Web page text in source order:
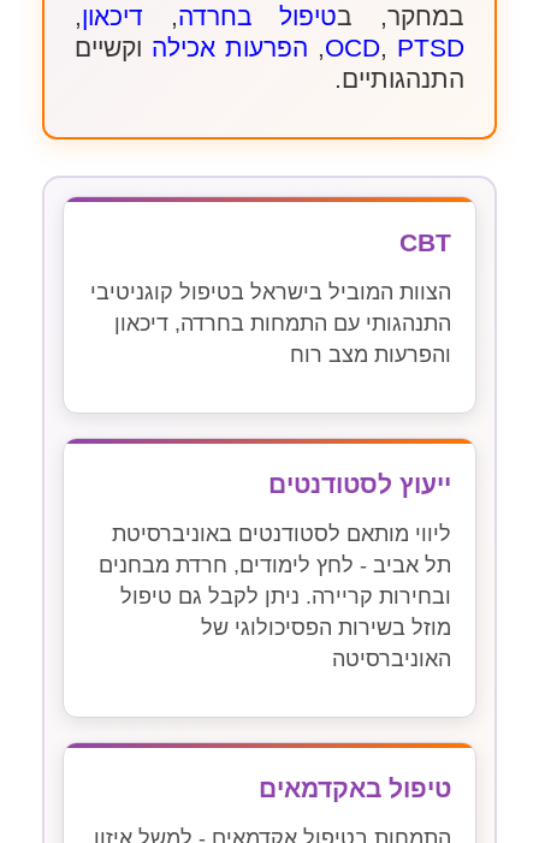
במחקר, בטיפול בחרדה, דיכאון,
OCD, PTSD
, הפרעות אכילה וקשיים
התנהגותיים.
CBT
הצוות המוביל בישראל בטיפול קוגניטיבי
התנהגותי עם התמחות בחרדה, דיכאון
והפרעות מצב רוח
ייעוץ לסטודנטים
ליווי מותאם לסטודנטים באוניברסיטת
תל אביב - לחץ לימודים, חרדת מבחנים
ובחירות קריירה. ניתן לקבל גם טיפול
מוזל בשירות הפסיכולוגי של
האוניברסיטה
טיפול באקדמאים
התמחות בטיפול אקדמאים - למשל איזון